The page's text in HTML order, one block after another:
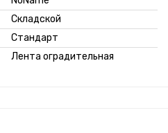
Складской
Стандарт
Лента оградительная